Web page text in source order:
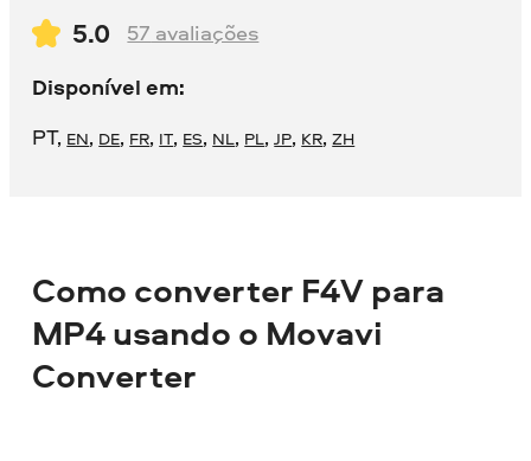
5.0 57 avaliações
Disponível em:
PT, EN, DE, FR, IT, ES, NL, PL,JP, KR,ZH
Como converter F4V para
MP4 usando o Movavi
Converter